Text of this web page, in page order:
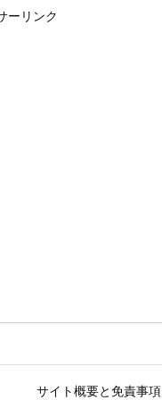
ーリンク
サイト概要と免責事項